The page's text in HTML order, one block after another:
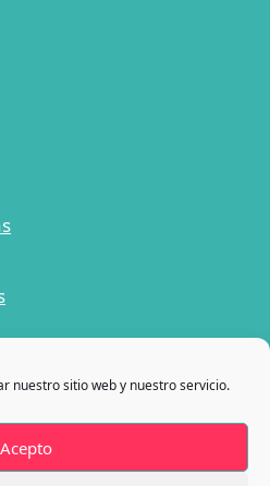
nuestro sitio web y nuestro servicio.
Acepto